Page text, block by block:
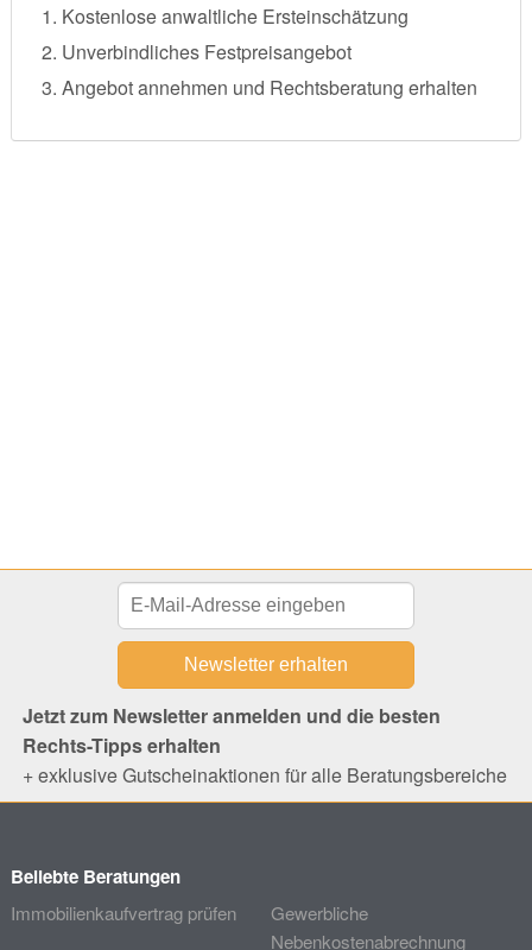
Kostenlose anwaltliche Ersteinschätzung
Unverbindliches Festpreisangebot
Angebot annehmen und Rechtsberatung erhalten
Jetzt zum Newsletter anmelden und die besten
Rechts-Tipps erhalten
+ exklusive Gutscheinaktionen für alle Beratungsbereiche
Beliebte Beratungen
Immobilienkaufvertrag prüfen
Gewerbliche
Nebenkostenabrechnung